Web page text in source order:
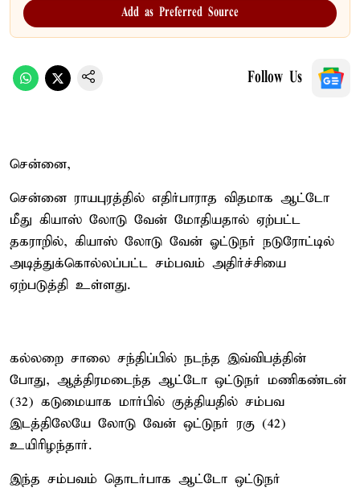
Add as Preferred Source
Follow Us
சென்னை,
சென்னை ராயபுரத்தில் எதிர்பாராத விதமாக ஆட்டோ
மீது கியாஸ் லோடு வேன் மோதியதால் ஏற்பட்ட
தகராறில், கியாஸ் லோடு வேன் ஓட்டுநர் நடுரோட்டில்
அடித்துக்கொல்லப்பட்ட சம்பவம் அதிர்ச்சியை
ஏற்படுத்தி உள்ளது.
கல்லறை சாலை சந்திப்பில் நடந்த இவ்விபத்தின்
போது, ஆத்திரமடைந்த ஆட்டோ ஒட்டுநர் மணிகண்டன்
(32) கடுமையாக மார்பில் குத்தியதில் சம்பவ
இடத்திலேயே லோடு வேன் ஒட்டுநர் ரகு (42)
உயிரிழந்தார்.
இந்த சம்பவம் தொடர்பாக ஆட்டோ ஒட்டுநர்